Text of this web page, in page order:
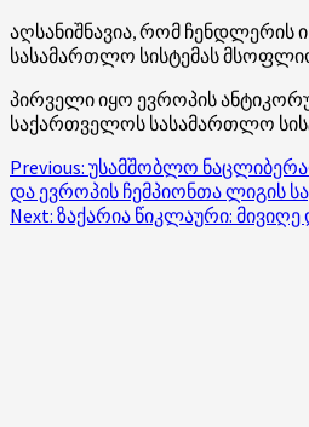
აღსანიშნავია, რომ ჩენდლერის
სასამართლო სისტემას
პირველი იყო ევროპის
საქართველოს სასამართლო
Post
navigation
Previous: უსამშობლო
და ევროპის ჩემპიონთა ლიგის
Next: ზაქარია წიკლაური: